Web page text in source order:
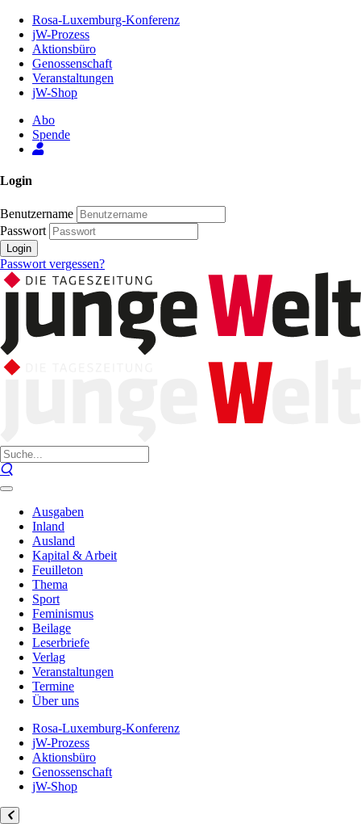
Inhalt
Seite
Rosa-Luxemburg-Konferenz
jW-Prozess
Aktionsbüro
Genossenschaft
Veranstaltungen
jW-Shop
Abo
Spende
Login
Benutzername
Passwort
Login
Passwort vergessen?
Ausgaben
Inland
Ausland
Kapital & Arbeit
Feuilleton
Thema
Sport
Feminismus
Beilage
Leserbriefe
Verlag
Veranstaltungen
Termine
Über uns
Rosa-Luxemburg-Konferenz
jW-Prozess
Aktionsbüro
Genossenschaft
jW-Shop